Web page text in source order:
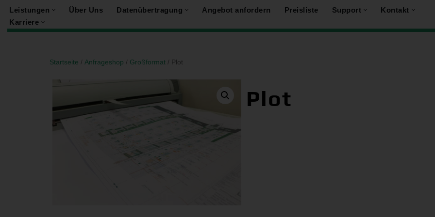
Zum
Leistungen Über Uns Datenübertragung Angebot anfordern Preisliste Support
Kontakt
Karriere
Startseite / Anfrageshop / Großformat / Plot
Plot